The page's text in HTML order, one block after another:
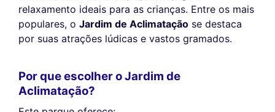
relaxamento ideais para as crianças. Entre os mais
populares, o Jardim de Aclimatação se destaca
por suas atrações lúdicas e vastos gramados.
Por que escolher o Jardim de
Aclimatação?